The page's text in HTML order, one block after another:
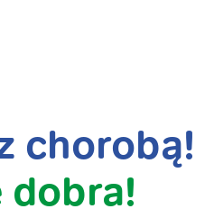
chorobą!
dobra!